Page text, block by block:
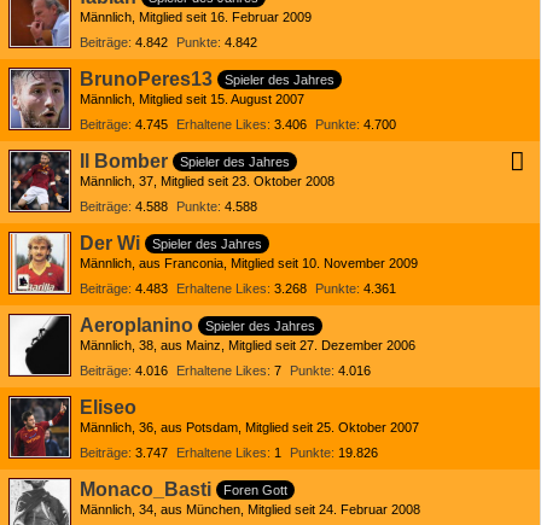
Männlich Mitglied seit 16. Februar 2009
Beiträge 4.842 Punkte 4.842
BrunoPeres13
Spieler des Jahres
Männlich Mitglied seit 15. August 2007
Beiträge 4.745 Erhaltene Likes 3.406 Punkte 4.700
Il Bomber
Spieler des Jahres
Männlich 37 Mitglied seit 23. Oktober 2008
Beiträge 4.588 Punkte 4.588
Der Wi
Spieler des Jahres
Männlich aus Franconia Mitglied seit 10. November 2009
Beiträge 4.483 Erhaltene Likes 3.268 Punkte 4.361
Aeroplanino
Spieler des Jahres
Männlich 38 aus Mainz Mitglied seit 27. Dezember 2006
Beiträge 4.016 Erhaltene Likes 7 Punkte 4.016
Eliseo
Männlich 36 aus Potsdam Mitglied seit 25. Oktober 2007
Beiträge 3.747 Erhaltene Likes 1 Punkte 19.826
Monaco_Basti
Foren Gott
Männlich 34 aus München Mitglied seit 24. Februar 2008